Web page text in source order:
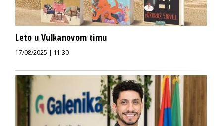
Leto u Vulkanovom timu
17/08/2025 | 11:30